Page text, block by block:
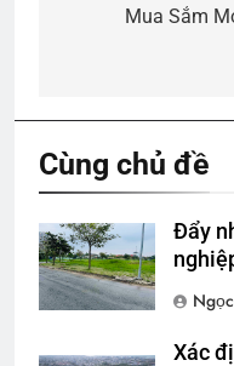
Mua Sắm
Cùng chủ đề
Đẩy
Xác